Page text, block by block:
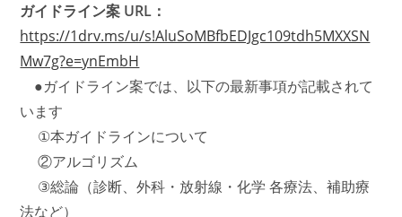
ガイドライン案 URL：
https://1drv.ms/u/s!AluSoMBfbEDJgc109tdh5MXXSN
Mw7g?e=ynEmbH
●ガイドライン案では、以下の最新事項が記載されて
います
①本ガイドラインについて
②アルゴリズム
③総論（診断、外科・放射線・化学 各療法、補助療
法など）